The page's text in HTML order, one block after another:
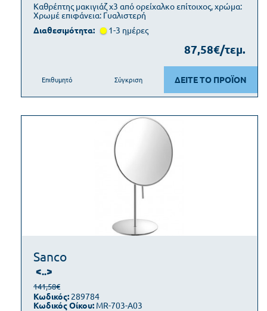
Καθρέπτης μακιγιάζ x3 από ορείχαλκο επίτοιχος, χρώμα:
Χρωμέ επιφάνεια: Γυαλιστερή
Διαθεσιμότητα: 1-3 ημέρες
87,58€/τεμ.
ΔΕΙΤΕ ΤΟ ΠΡΟΪΟΝ
Επιθυμητό Σύγκριση
Sanco
<..>
141,58€
Κωδικός: 289784
Κωδικός Οίκου: MR-703-A03